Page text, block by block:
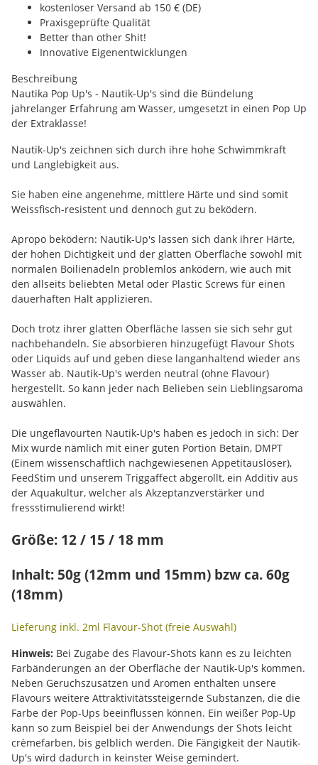
kostenloser Versand ab 150 € (DE)
Praxisgeprüfte Qualität
Better than other Shit!
Innovative Eigenentwicklungen
Beschreibung
Nautika Pop Up's - Nautik-Up's sind die Bündelung
jahrelanger Erfahrung am Wasser, umgesetzt in einen Pop Up
der Extraklasse!
Nautik-Up's zeichnen sich durch ihre hohe Schwimmkraft
und Langlebigkeit aus.
Sie haben eine angenehme, mittlere Härte und sind somit
Weissfisch-resistent und dennoch gut zu beködern.
Apropo beködern: Nautik-Up's lassen sich dank ihrer Härte,
der hohen Dichtigkeit und der glatten Oberfläche sowohl mit
normalen Boilienadeln problemlos anködern, wie auch mit
den allseits beliebten Metal oder Plastic Screws für einen
dauerhaften Halt applizieren.
Doch trotz ihrer glatten Oberfläche lassen sie sich sehr gut
nachbehandeln. Sie absorbieren hinzugefügt Flavour Shots
oder Liquids auf und geben diese langanhaltend wieder ans
Wasser ab. Nautik-Up's werden neutral (ohne Flavour)
hergestellt. So kann jeder nach Belieben sein Lieblingsaroma
auswählen.
Die ungeflavourten Nautik-Up's haben es jedoch in sich: Der
Mix wurde nämlich mit einer guten Portion Betain, DMPT
(Einem wissenschaftlich nachgewiesenen Appetitauslöser),
FeedStim und unserem Triggaffect abgerollt, ein Additiv aus
der Aquakultur, welcher als Akzeptanzverstärker und
fressstimulierend wirkt!
Größe: 12 / 15 / 18 mm
Inhalt: 50g (12mm und 15mm) bzw ca. 60g
(18mm)
Lieferung inkl. 2ml Flavour-Shot (freie Auswahl)
Hinweis: Bei Zugabe des Flavour-Shots kann es zu leichten
Farbänderungen an der Oberfläche der Nautik-Up's kommen.
Neben Geruchszusätzen und Aromen enthalten unsere
Flavours weitere Attraktivitätssteigernde Substanzen, die die
Farbe der Pop-Ups beeinflussen können. Ein weißer Pop-Up
kann so zum Beispiel bei der Anwendungs der Shots leicht
crèmefarben, bis gelblich werden. Die Fängigkeit der Nautik-
Up's wird dadurch in keinster Weise gemindert.